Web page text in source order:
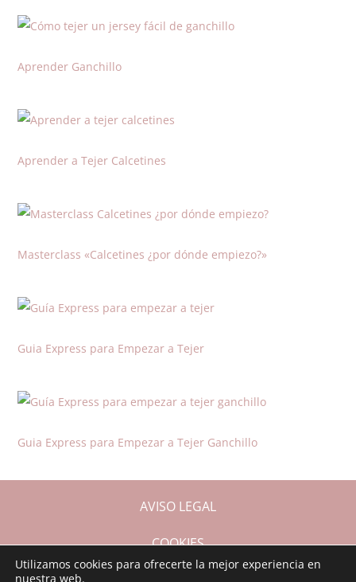
Aprender Ganchillo
Aprender a Tejer Calcetines
Masterclass «Calcetines ¿por dónde empiezo?»
Guia Express para Empezar a Tejer
Guia Express para Empezar a Tejer Ganchillo
AVISO LEGAL
COOKIES
Utilizamos cookies para ofrecerte la mejor experiencia en
nuestra web.